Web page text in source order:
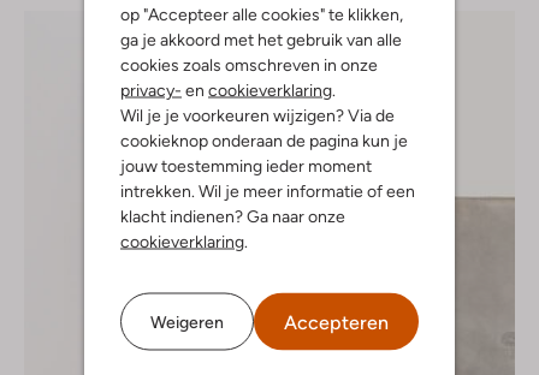
op "Accepteer alle cookies" te klikken,
ga je akkoord met het gebruik van alle
cookies zoals omschreven in onze
privacy- en cookieverklaring.
Wil je je voorkeuren wijzigen? Via de
cookieknop onderaan de pagina kun je
jouw toestemming ieder moment
intrekken. Wil je meer informatie of een
klacht indienen? Ga naar onze
cookieverklaring.
Weigeren Accepteren